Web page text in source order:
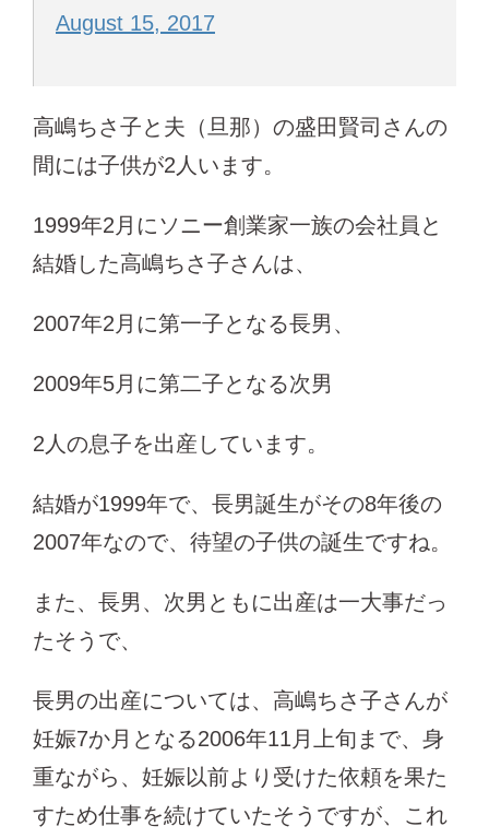
August 15, 2017
高嶋ちさ子と夫（旦那）の盛田賢司さんの
間には子供が2人います。
1999年2月にソニー創業家一族の会社員と
結婚した高嶋ちさ子さんは、
2007年2月に第一子となる長男、
2009年5月に第二子となる次男
2人の息子を出産しています。
結婚が1999年で、長男誕生がその8年後の
2007年なので、待望の子供の誕生ですね。
また、長男、次男ともに出産は一大事だっ
たそうで、
長男の出産については、高嶋ちさ子さんが
妊娠7か月となる2006年11月上旬まで、身
重ながら、妊娠以前より受けた依頼を果た
すため仕事を続けていたそうですが、これ